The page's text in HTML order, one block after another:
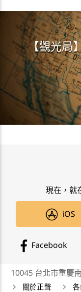
【觀光局】
現在，就
iOS
Facebook
10045 台北市重慶
關於正聲